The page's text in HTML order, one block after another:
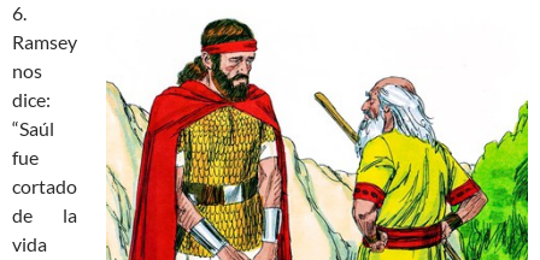
6.
Ramsey
nos
dice:
“Saúl
fue
cortado
de la
vida